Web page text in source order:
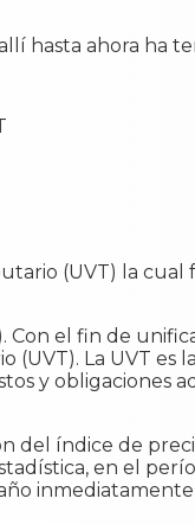
hasta ahora ha
(UVT) la
Con el fin de
La UVT es
y obligaciones
del índice de
en el